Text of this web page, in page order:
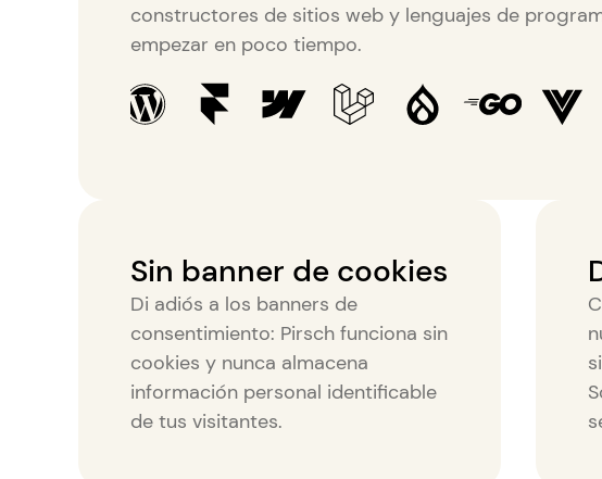
constructores de sitios web y lenguajes de
empezar en poco tiempo.
Sin banner de cookies
Di adiós a los banners de
consentimiento: Pirsch funciona sin
cookies y nunca almacena
información personal identificable
de tus visitantes.